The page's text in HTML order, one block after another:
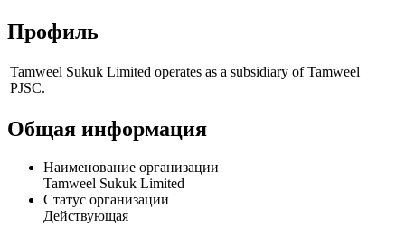
Профиль
Tamweel Sukuk Limited operates as a subsidiary of Tamweel
PJSC.
Общая информация
Наименование организации
Tamweel Sukuk Limited
Статус организации
Действующая